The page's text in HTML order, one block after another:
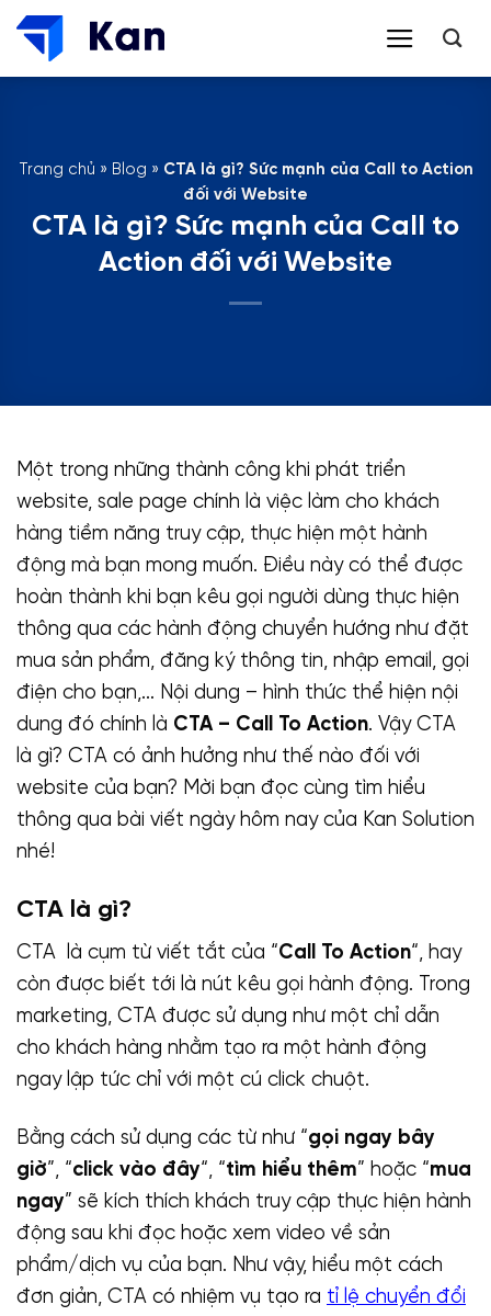
Bỏ
qua
nội
Trang chủ » Blog » CTA là gì? Sức mạnh của Call to Action
đối với Website
CTA là gì? Sức mạnh của Call to
Action đối với Website
Một trong những thành công khi phát triển
website, sale page chính là việc làm cho khách
hàng tiềm năng truy cập, thực hiện một hành
động mà bạn mong muốn. Điều này có thể được
hoàn thành khi bạn kêu gọi người dùng thực hiện
thông qua các hành động chuyển hướng như đặt
mua sản phẩm, đăng ký thông tin, nhập email, gọi
điện cho bạn,… Nội dung – hình thức thể hiện nội
dung đó chính là CTA – Call To Action. Vậy CTA
là gì? CTA có ảnh hưởng như thế nào đối với
website của bạn? Mời bạn đọc cùng tìm hiểu
thông qua bài viết ngày hôm nay của Kan Solution
nhé!
CTA là gì?
CTA là cụm từ viết tắt của “Call To Action“, hay
còn được biết tới là nút kêu gọi hành động. Trong
marketing, CTA được sử dụng như một chỉ dẫn
cho khách hàng nhằm tạo ra một hành động
ngay lập tức chỉ với một cú click chuột.
Bằng cách sử dụng các từ như “gọi ngay bây
giờ”, “click vào đây“, “tìm hiểu thêm” hoặc “mua
ngay” sẽ kích thích khách truy cập thực hiện hành
động sau khi đọc hoặc xem video về sản
phẩm/dịch vụ của bạn. Như vậy, hiểu một cách
đơn giản, CTA có nhiệm vụ tạo ra tỉ lệ chuyển đổi